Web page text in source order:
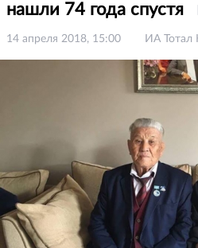
нашли 74 года спустя
14 апреля 2018, 15:00 ИА Тотал